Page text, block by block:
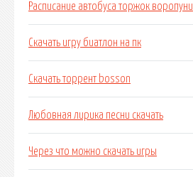
Расписание автобуса торжок воропуни
Скачать игру биатлон на пк
Скачать торрент bosson
Любовная лирика песни скачать
Через что можно скачать игры